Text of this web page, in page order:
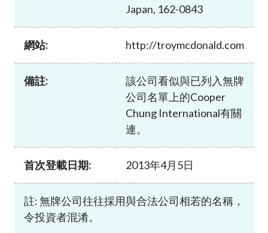
Japan, 162-0843
網站: http://troymcdonald.com
備註:
該公司看似與已列入無牌
公司名單上的Cooper
Chung International有關
連。
首次登載日期: 2013年4月5日
註: 無牌公司往往採用與合法公司相若的名稱，
令投資者混淆。